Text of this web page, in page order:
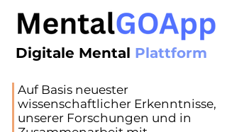
Digitale Mental Plattform
Auf Basis neuester
wissenschaftlicher Erkenntnisse,
unserer Forschungen und in